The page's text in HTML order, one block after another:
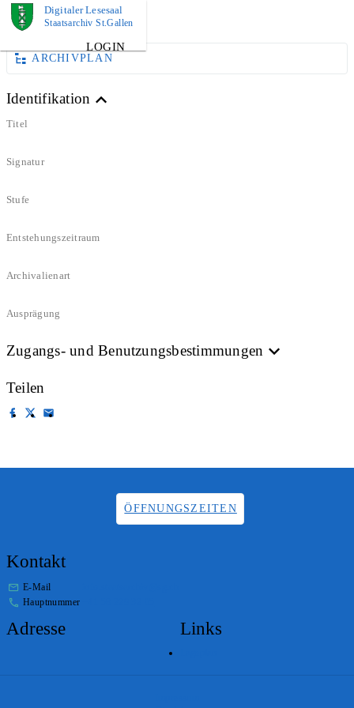
Digitaler Lesesaal
Staatsarchiv St.Gallen
LOGIN
DOKUMENT
ARCHIVPLAN
Identifikation
Titel
Signatur
Stufe
Entstehungszeitraum
Archivalienart
Ausprägung
Zugangs- und Benutzungsbestimmungen
Teilen
ÖFFNUNGSZEITEN
Kontakt
E-Mail
Hauptnummer
Adresse Links